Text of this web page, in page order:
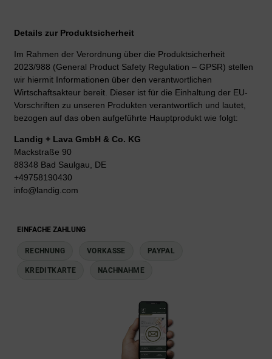
Details zur Produktsicherheit
Im Rahmen der Verordnung über die Produktsicherheit
2023/988 (General Product Safety Regulation – GPSR) stellen
wir hiermit Informationen über den verantwortlichen
Wirtschaftsakteur bereit. Dieser ist für die Einhaltung der EU-
Vorschriften zu unseren Produkten verantwortlich und lautet,
bezogen auf das oben aufgeführte Hauptprodukt wie folgt:
Landig + Lava GmbH & Co. KG
Mackstraße 90
88348 Bad Saulgau, DE
+49758190430
info@landig.com
EINFACHE ZAHLUNG
RECHNUNG VORKASSE PAYPAL
KREDITKARTE NACHNAHME